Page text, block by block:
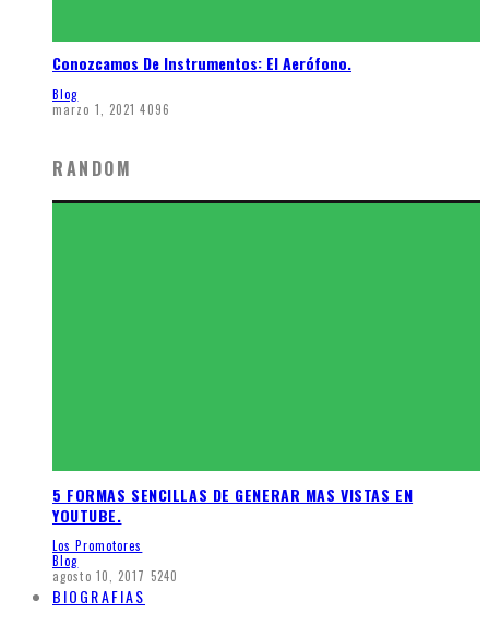
Conozcamos De Instrumentos: El Aerófono.
Blog
marzo 1, 2021 4096
RANDOM
5 FORMAS SENCILLAS DE GENERAR MAS VISTAS EN
YOUTUBE.
Los Promotores
Blog
agosto 10, 2017 5240
BIOGRAFIAS